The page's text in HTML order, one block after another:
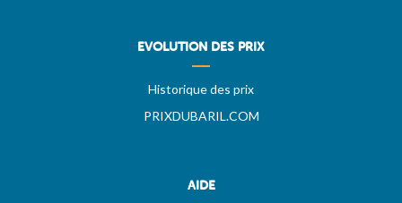
EVOLUTION DES PRIX
Historique des prix
PRIXDUBARIL.COM
AIDE